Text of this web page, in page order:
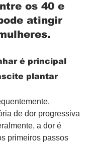
os 40 e
atingir
é principal
plantar
de dor progressiva
a dor é
primeiros passos